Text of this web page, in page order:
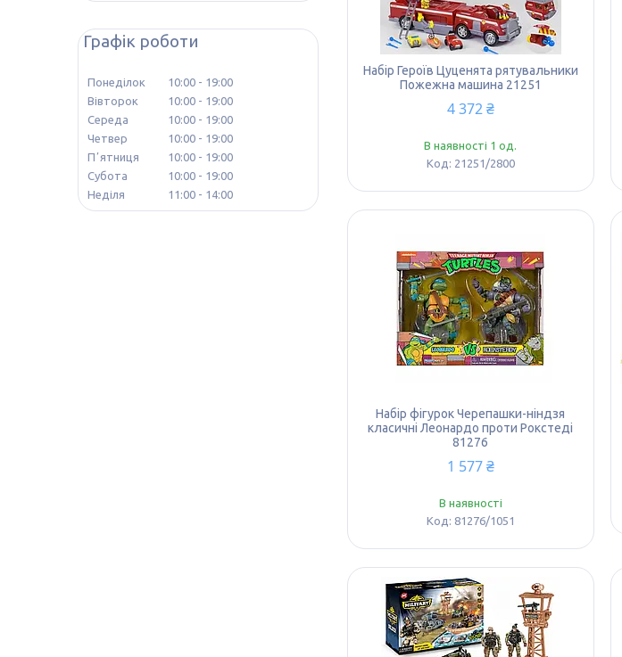
Набір Героїв Цуценята рятувальники
Пожежна машина 21251
4 372 ₴
В наявності 1 од.
21251/2800
Набір фігурок Черепашки-ніндзя
класичні Леонардо проти Рокстеді
81276
1 577 ₴
В наявності
81276/1051
Графік роботи
Понеділок 10:00
19:00
Вівторок
10:00
19:00
Середа
10:00
19:00
Четвер
10:00
19:00
Пʼятниця
10:00
19:00
Субота
10:00
19:00
Неділя
11:00 14:00